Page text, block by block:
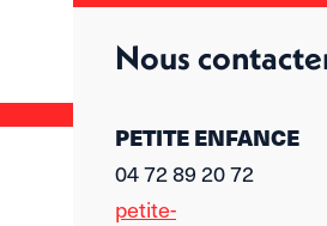
Nous
PETITE ENFANCE
04 72 89 20 72
petite-